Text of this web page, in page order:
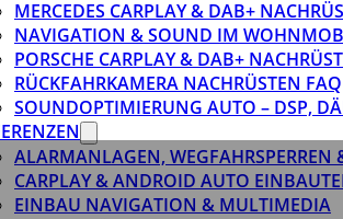
MERCEDES CARPLAY & DAB+
NAVIGATION & SOUND IM
PORSCHE CARPLAY & DAB+
RÜCKFAHRKAMERA NACHRÜSTEN FAQ
SOUNDOPTIMIERUNG AUTO – DSP,
ALARMANLAGEN, WEGFAHRSPERREN
CARPLAY & ANDROID AUTO
EINBAU NAVIGATION & MULTIMEDIA